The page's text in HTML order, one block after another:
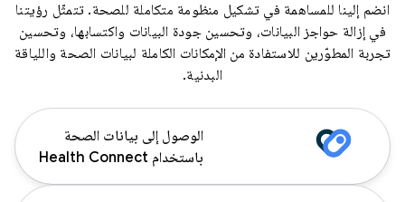
انضم إلينا للمساهمة في تشكيل منظومة متكاملة للصحة. تتمثّل رؤيتنا
في إزالة حواجز البيانات، وتحسين جودة البيانات واكتسابها، وتحسين
تجربة المطوّرين للاستفادة من الإمكانات الكاملة لبيانات الصحة واللياقة
البدنية.
الوصول إلى بيانات الصحة
باستخدام Health Connect